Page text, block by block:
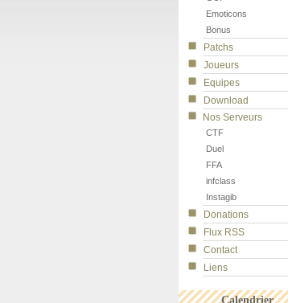
Emoticons
Bonus
Patchs
Joueurs
Equipes
Download
Nos Serveurs
CTF
Duel
FFA
infclass
Instagib
Donations
Flux RSS
Contact
Liens
Calendrier